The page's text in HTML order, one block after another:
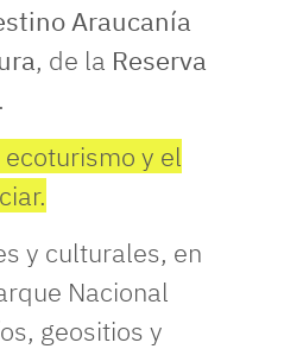
Araucanía
, de la Reserva
.
y el
y culturales, en
Nacional
geositios y